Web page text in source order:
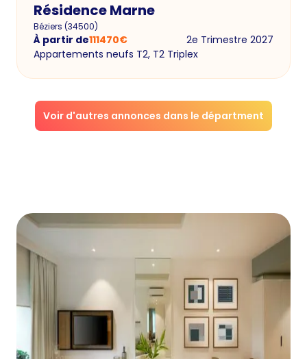
Résidence Marne
Béziers (34500)
À partir de111470€
2e Trimestre 2027
Appartements neufs T2, T2 Triplex
Voir d'autres annonces dans le départment